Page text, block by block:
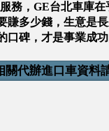
務，GE台北車庫
賺多少錢，生意是
口碑，才是事業成功
關代辦進口車資料